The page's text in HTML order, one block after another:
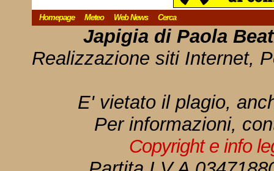
Homepage Meteo Web News Cerca
Japigia di Paola
Realizzazione siti Internet,
E' vietato il plagio,
Per informazioni,
Copyright e info